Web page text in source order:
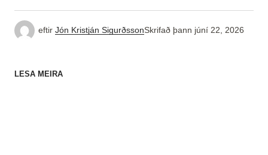
eftir Jón Kristján SigurðssonSkrifað þann júní 22, 2026
LESA MEIRA